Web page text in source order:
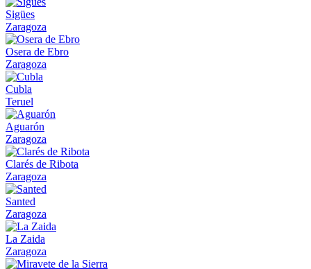
Sigües
Zaragoza
Osera de Ebro
Zaragoza
Cubla
Teruel
Aguarón
Zaragoza
Clarés de Ribota
Zaragoza
Santed
Zaragoza
La Zaida
Zaragoza